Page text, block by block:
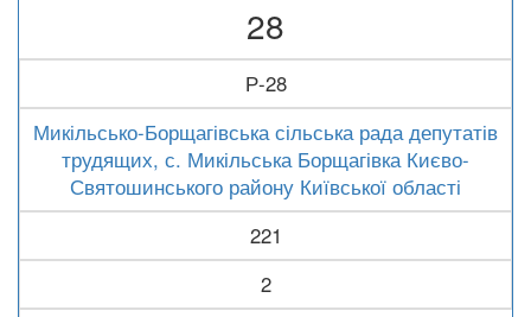
28
Р-28
Микільсько-Борщагівська сільська рада депутатів
трудящих, с. Микільська Борщагівка Києво-
Святошинського району Київської області
221
2